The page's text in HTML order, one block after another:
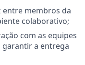
entre membros da
colaborativo;
com as equipes
garantir a entrega